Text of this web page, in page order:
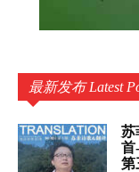
最新发布 Latest
苏
首
第